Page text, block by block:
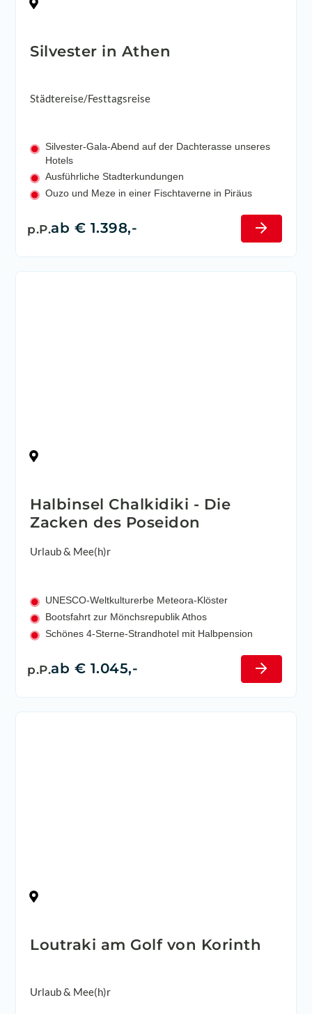
Silvester in Athen
Städtereise/Festtagsreise
Silvester-Gala-Abend auf der Dachterasse unseres
Hotels
Ausführliche Stadterkundungen
Ouzo und Meze in einer Fischtaverne in Piräus
p.P.ab € 1.398,-
Halbinsel Chalkidiki - Die
Zacken des Poseidon
Urlaub & Mee(h)r
UNESCO-Weltkulturerbe Meteora-Klöster
Bootsfahrt zur Mönchsrepublik Athos
Schönes 4-Sterne-Strandhotel mit Halbpension
p.P.ab € 1.045,-
Loutraki am Golf von Korinth
Urlaub & Mee(h)r